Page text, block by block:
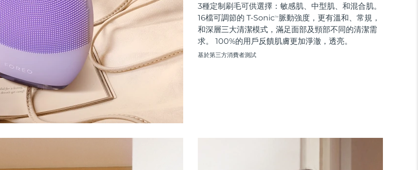
3種定制刷毛可供選擇：敏感肌、中型肌、和混合肌。
16檔可調節的 T-SonicTM 脈動強度，更有溫和、常規，
和深層三大清潔模式，滿足面部及頸部不同的清潔需
求。 100%的用戶反饋肌膚更加淨澈，透亮。
基於第三方消費者測試